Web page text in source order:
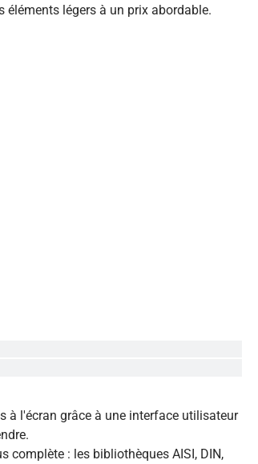
éléments légers à un prix abordable.
à l'écran grâce à une interface utilisateur
complète : les bibliothèques AISI, DIN,